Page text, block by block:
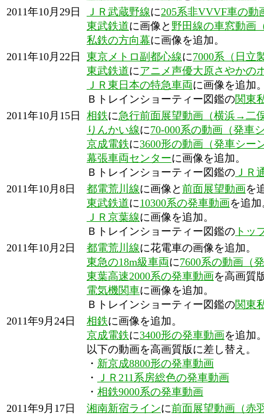
2011年10月29日
ＪＲ武蔵野線に205系非VVVF車の動
東武鉄道に画像と 野田線の車窓動画
私鉄の方向幕に画像を追加。
2011年10月22日
東京メトロ副都心線に7000系（日立
東武鉄道にアニメ声優大原さやかの
ＪＲ東日本の特急車両に画像を追加
Ｂトレインショーティー図鑑の関東
2011年10月15日
相鉄に急行前面展望動画（横浜→二
りんかい線に70-000系の動画（発車
京成電鉄に3600形の動画（発車シー
幕張車両センターに画像を追加。
Ｂトレインショーティー図鑑の ＪＲ
2011年10月8日
都電荒川線に画像と 前面展望動画を
東武鉄道に10300系の発車動画を追加
ＪＲ京葉線に画像を追加。
Ｂトレインショーティー図鑑の トッ
2011年10月2日
都電荒川線に花電車の画像を追加。
東急の18m級車両に7600系の動画（
東葉高速2000系の発車動画を高画質
電気機関車に画像を追加。
Ｂトレインショーティー図鑑の関東
2011年9月24日
相鉄に画像を追加。
京成電鉄に3400形の発車動画を追加
以下の動画を高画質版に差し替え。
・ 新京成8800形の発車動画
・
ＪＲ211系房総色の発車動画
・ 相鉄9000系の発車動画
2011年9月17日
湘南新宿ラインに前面展望動画（赤